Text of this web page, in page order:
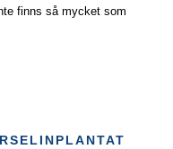
finns så mycket som